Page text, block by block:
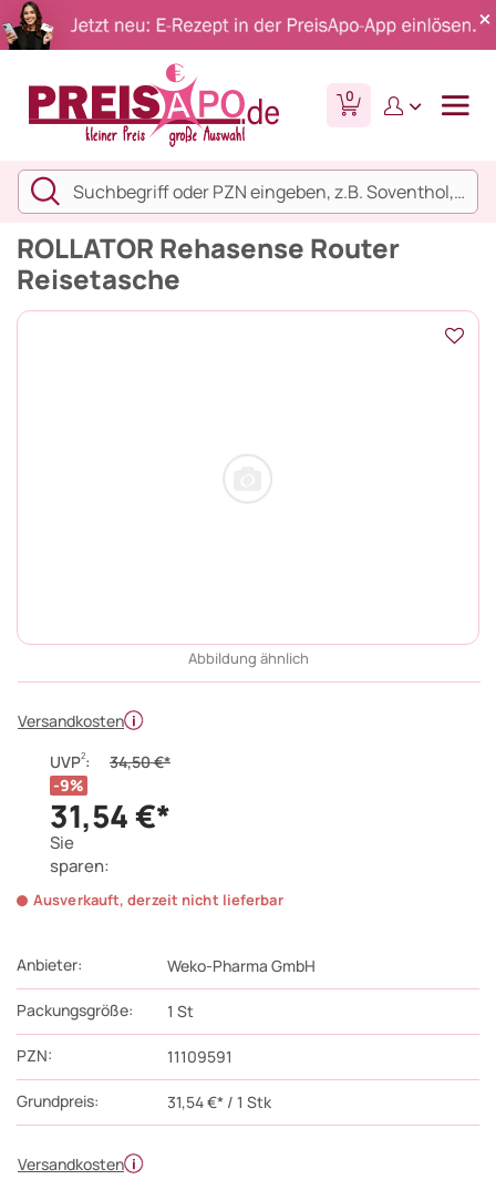
0
ROLLATOR Rehasense Router
Reisetasche
Abbildung ähnlich
Versandkosten
Versandkosten
Anbieter: Weko-Pharma GmbH
Packungsgröße: 1 St
PZN: 11109591
Grundpreis: 31,54 €* / 1 Stk
UVP2: 34,50 €*
31,54 €*
Sie
sparen:
9%
Ausverkauft, derzeit nicht lieferbar